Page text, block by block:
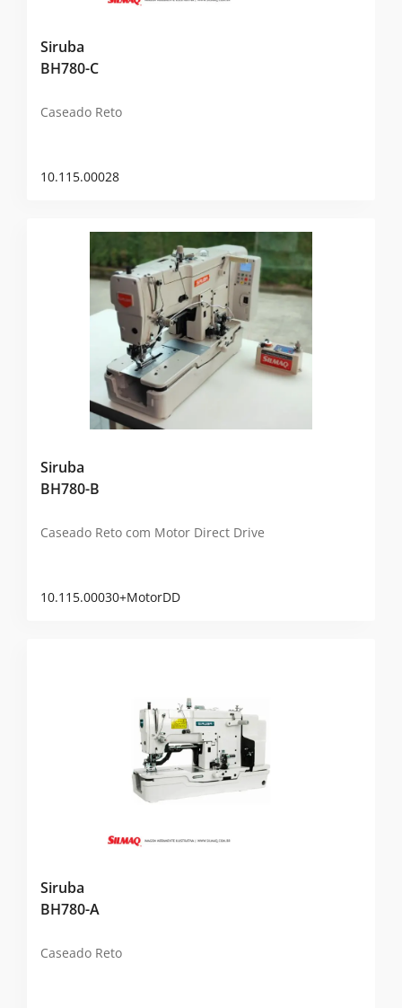
Siruba
BH780-C
Caseado Reto
10.115.00028
Siruba
BH780-B
Caseado Reto com Motor Direct Drive
10.115.00030+MotorDD
Siruba
BH780-A
Caseado Reto